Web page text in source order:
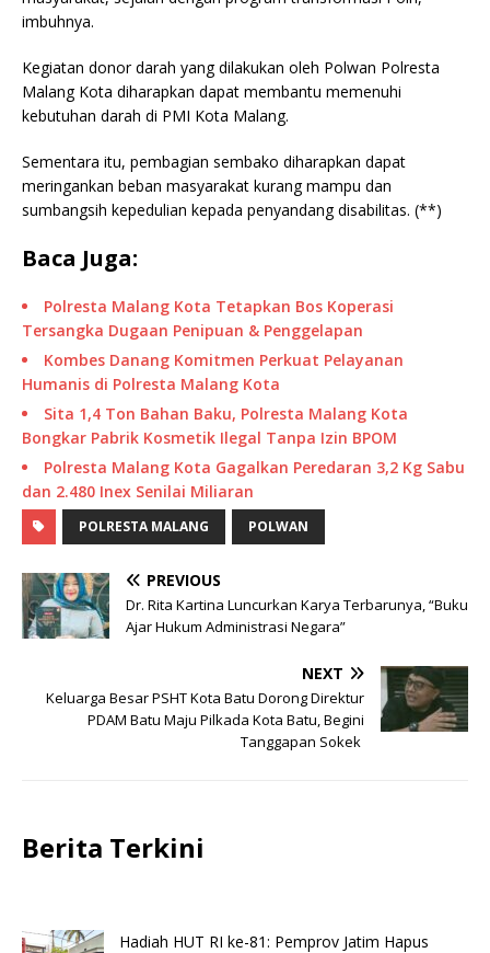
imbuhnya.
Kegiatan donor darah yang dilakukan oleh Polwan Polresta
Malang Kota diharapkan dapat membantu memenuhi
kebutuhan darah di PMI Kota Malang.
Sementara itu, pembagian sembako diharapkan dapat
meringankan beban masyarakat kurang mampu dan
sumbangsih kepedulian kepada penyandang disabilitas. (**)
Baca Juga:
Polresta Malang Kota Tetapkan Bos Koperasi
Tersangka Dugaan Penipuan & Penggelapan
Kombes Danang Komitmen Perkuat Pelayanan
Humanis di Polresta Malang Kota
Sita 1,4 Ton Bahan Baku, Polresta Malang Kota
Bongkar Pabrik Kosmetik Ilegal Tanpa Izin BPOM
Polresta Malang Kota Gagalkan Peredaran 3,2 Kg Sabu
dan 2.480 Inex Senilai Miliaran
POLRESTA MALANG POLWAN
PREVIOUS
Dr. Rita Kartina Luncurkan Karya Terbarunya, “Buku
Ajar Hukum Administrasi Negara”
NEXT
Keluarga Besar PSHT Kota Batu Dorong Direktur
PDAM Batu Maju Pilkada Kota Batu, Begini
Tanggapan Sokek
Berita Terkini
Hadiah HUT RI ke-81: Pemprov Jatim Hapus